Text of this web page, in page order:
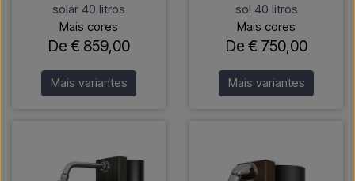
solar 40 litros
Mais cores
De € 859,00
Mais variantes
sol 40 litros
Mais cores
De € 750,00
Mais variantes